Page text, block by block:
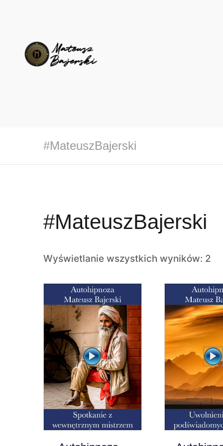
#MateuszBajerski
#MateuszBajerski
Wyświetlanie wszystkich wyników: 2